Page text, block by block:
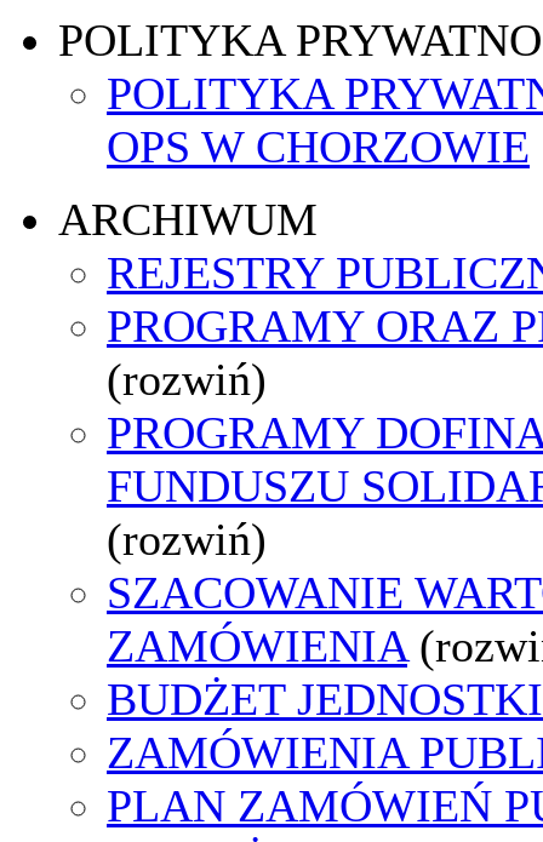
POLITYKA
POLITYKA
OPS W CHORZOWIE
ARCHIWUM
REJESTRY
PROGRAMY ORAZ
(rozwiń)
PROGRAMY
FUNDUSZU
(rozwiń)
SZACOWANIE
ZAMÓWIENIA
BUDŻET JEDNOSTKI
ZAMÓWIENIA
PLAN ZAMÓWIEŃ